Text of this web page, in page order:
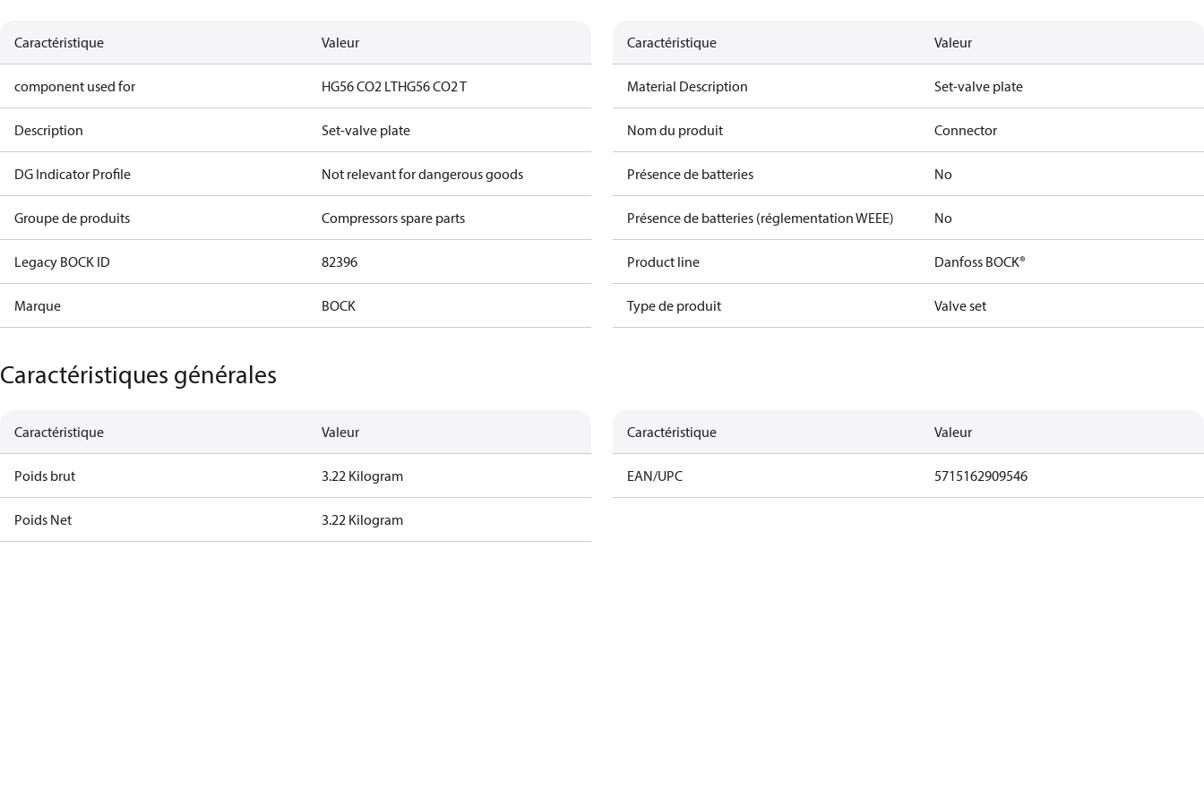
Caractéristique Valeur
component used for HG56 CO2 LTHG56 CO2 T
Description Set-valve plate
DG Indicator Profile Not relevant for dangerous goods
Groupe de produits Compressors spare parts
Legacy BOCK ID 82396
Marque BOCK
Caractéristique Valeur
Material Description Set-valve plate
Nom du produit Connector
Présence de batteries No
Présence de batteries (réglementation WEEE) No
Product line Danfoss BOCK®
Type de produit Valve set
Caractéristiques générales
Caractéristique Valeur
Poids brut 3.22 Kilogram
Poids Net 3.22 Kilogram
Caractéristique Valeur
EAN/UPC 5715162909546